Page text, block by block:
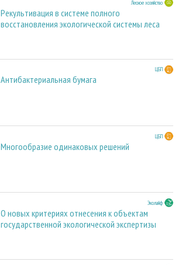
Лесное хозяйство
Рекультивация в системе полного
восстановления экологической системы леса
ЦБП
Антибактериальная бумага
ЦБП
Многообразие одинаковых решений
Эколайф
О новых критериях отнесения к объектам
государственной экологической экспертизы